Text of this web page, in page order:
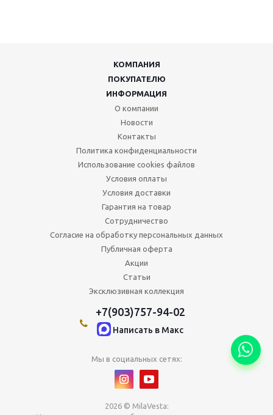
КОМПАНИЯ
ПОКУПАТЕЛЮ
ИНФОРМАЦИЯ
О компании
Новости
Контакты
Политика конфиденциальности
Использование cookies файлов
Условия оплаты
Условия доставки
Гарантия на товар
Сотрудничество
Согласие на обработку персональных данных
Публичная оферта
Акции
Статьи
Эксклюзивная коллекция
+7(903)757-94-02
Написать в Maкс
Мы в социальных сетях:
2026 © MilaVesta: